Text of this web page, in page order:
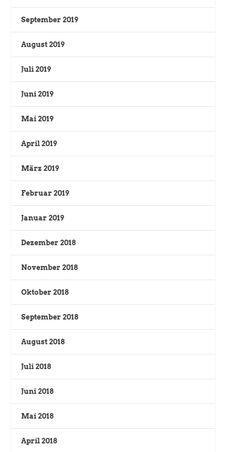
September 2019
August 2019
Juli 2019
Juni 2019
Mai 2019
April 2019
März 2019
Februar 2019
Januar 2019
Dezember 2018
November 2018
Oktober 2018
September 2018
August 2018
Juli 2018
Juni 2018
Mai 2018
April 2018